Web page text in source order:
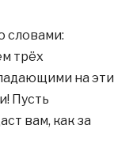
словами:
трёх
на эти
Пусть
вам, как за